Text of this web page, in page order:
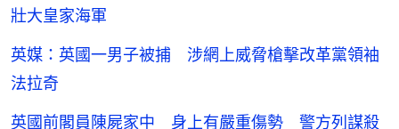
壯大皇家海軍
英媒：英國一男子被捕 涉網上威脅槍擊改革黨領袖
法拉奇
英國前閣員陳屍家中 身上有嚴重傷勢 警方列謀殺